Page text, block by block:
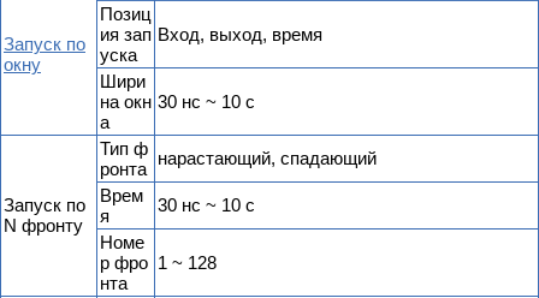
Запуск по
окну
Позиц
ия зап
уска
Вход, выход, время
Шири
на окн
а
30 нс ~ 10 с
Запуск по
N фронту
Тип ф
ронта
нарастающий, спадающий
Врем
я
30 нс ~ 10 с
Номе
р фро
нта
1 ~ 128